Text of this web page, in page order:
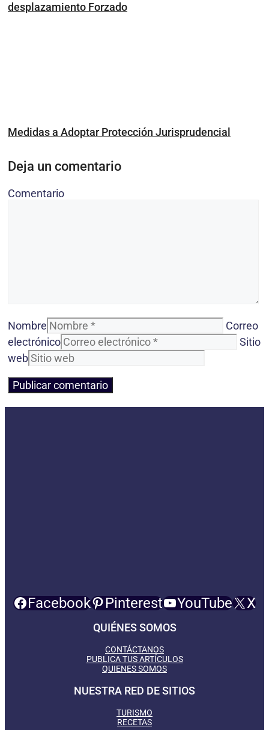
desplazamiento Forzado
Medidas a Adoptar Protección Jurisprudencial
Deja un comentario
Comentario
Nombre
Correo
electrónico
Sitio
web
Facebook Pinterest YouTube X
QUIÉNES SOMOS
CONTÁCTANOS
PUBLICA TUS ARTÍCULOS
QUIENES SOMOS
NUESTRA RED DE SITIOS
TURISMO
RECETAS